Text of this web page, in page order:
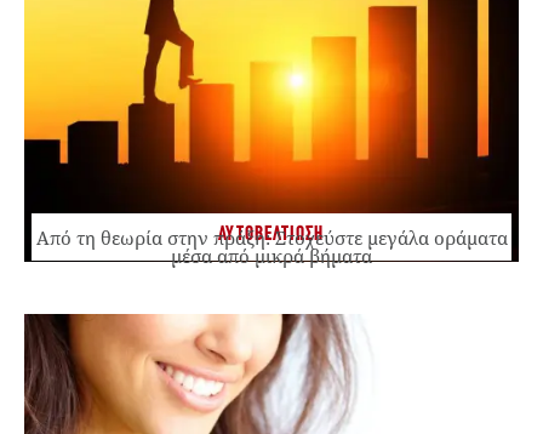
ΑΥΤΟΒΕΛΤΙΩΣΗ
Από τη θεωρία στην πράξη: Στοχεύστε μεγάλα οράματα
μέσα από μικρά βήματα